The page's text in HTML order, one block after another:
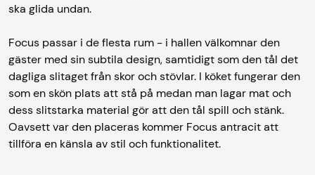
ska glida undan.
Focus passar i de flesta rum - i hallen välkomnar den
gäster med sin subtila design, samtidigt som den tål det
dagliga slitaget från skor och stövlar. I köket fungerar den
som en skön plats att stå på medan man lagar mat och
dess slitstarka material gör att den tål spill och stänk.
Oavsett var den placeras kommer Focus antracit att
tillföra en känsla av stil och funktionalitet.